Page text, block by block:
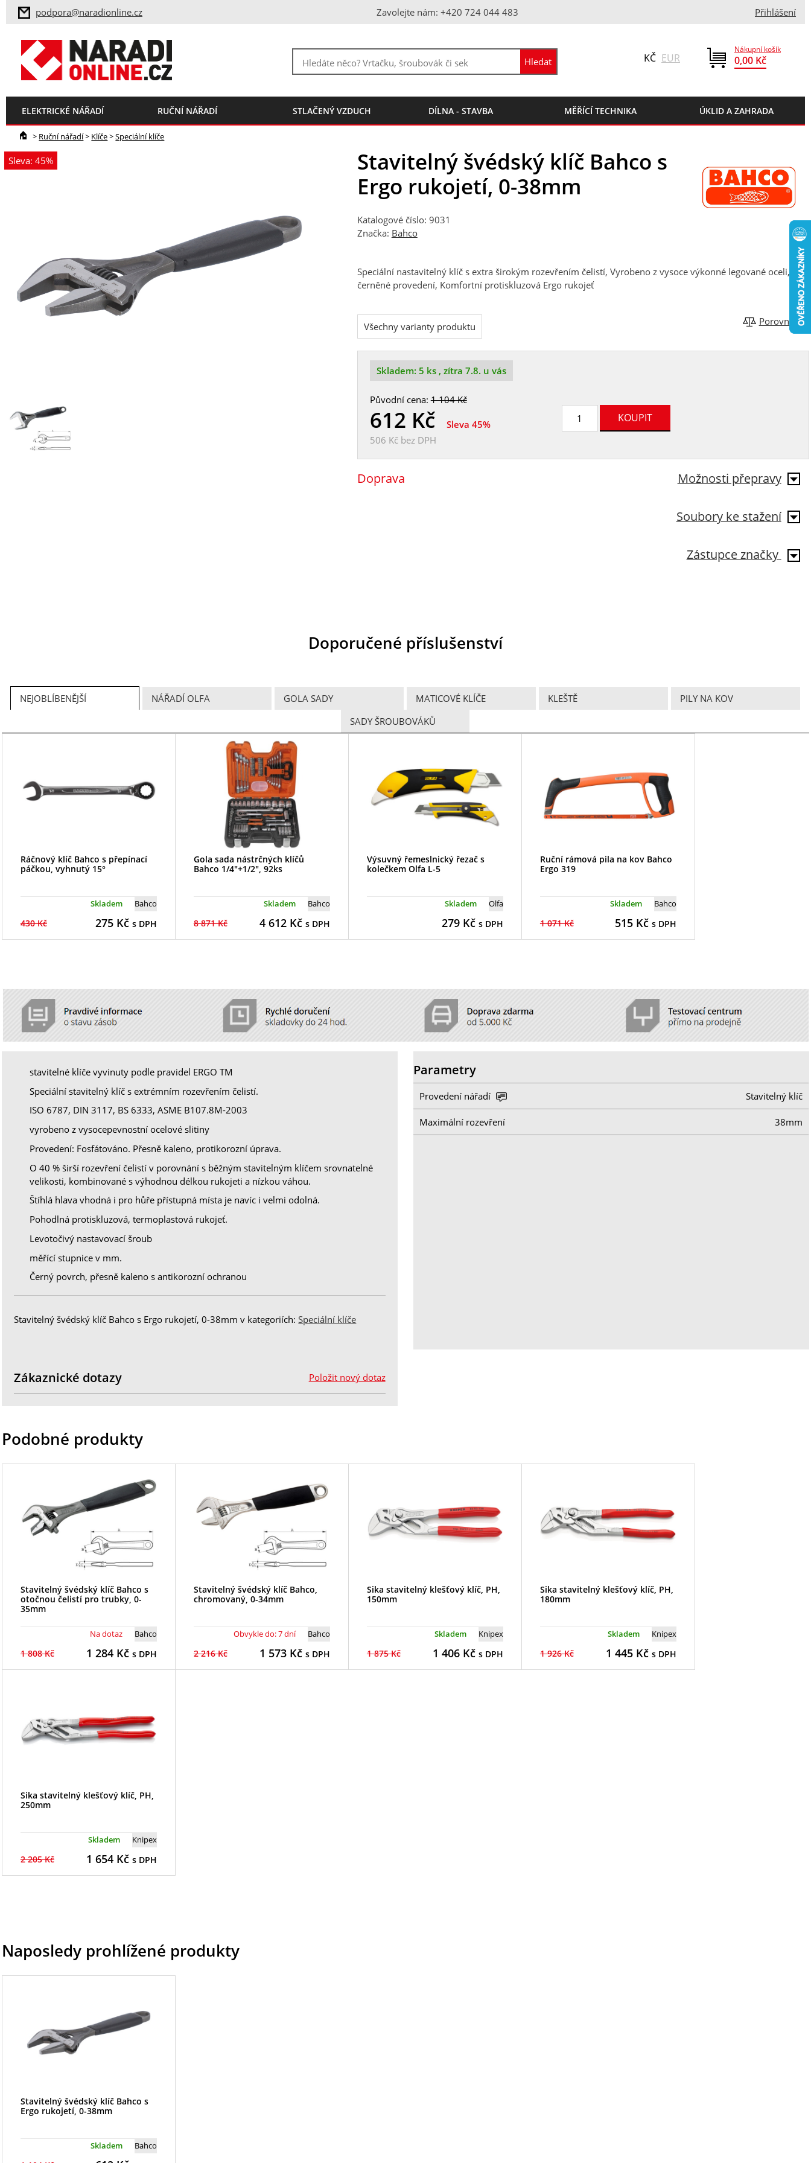
podpora@naradionline.cz Zavolejte nám: +420 724 044 483 Přihlášení
Nákupní košík
0,00 Kč
KČ EUR
ELEKTRICKÉ NÁŘADÍ RUČNÍ NÁŘADÍ STLAČENÝ VZDUCH DÍLNA - STAVBA MĚŘÍCÍ TECHNIKA ÚKLID A ZAHRADA
> Ruční nářadí> Klíče>Speciální klíče
Sleva: 45%
Stavitelný švédský klíč Bahco s
Ergo rukojetí, 0-38mm
Katalogové číslo: 9031
Značka: Bahco
Speciální nastavitelný klíč s extra širokým rozevřením čelistí, Vyrobeno z vysoce výkonné legované oceli,
černěné provedení, Komfortní protiskluzová Ergo rukojeť
Porovnat
Všechny varianty produktu
Skladem: 5 ks , zítra 7.8. u vás
Původní cena:1 104 Kč
612 Kč
Sleva 45%
506 Kčbez DPH
Možnosti přepravy
Doprava
Soubory ke stažení
Zástupce značky
Doporučené příslušenství
NEJOBLÍBENĚJŠÍ NÁŘADÍ OLFA GOLA SADY MATICOVÉ KLÍČE KLEŠTĚ
PILY NA KOV
SADY ŠROUBOVÁKŮ
Ráčnový klíč Bahco s přepínací
páčkou, vyhnutý 15°
Bahco
Skladem
430 Kč 275Kč s DPH
Gola sada nástrčných klíčů
Bahco 1/4"+1/2", 92ks
Bahco
Skladem
8 871 Kč 4 612Kč s DPH
Výsuvný řemeslnický řezač s
kolečkem Olfa L-5
Olfa
Skladem
279Kč s DPH
Ruční rámová pila na kov Bahco
Ergo 319
Bahco
Skladem
1 071 Kč 515Kč s DPH
stavitelné klíče vyvinuty podle pravidel ERGO TM
Speciální stavitelný klíč s extrémním rozevřením čelistí.
ISO 6787, DIN 3117, BS 6333, ASME B107.8M-2003
vyrobeno z vysocepevnostní ocelové slitiny
Provedení: Fosfátováno. Přesně kaleno, protikorozní úprava.
O 40 % širší rozevření čelistí v porovnání s běžným stavitelným klíčem srovnatelné
velikosti, kombinované s výhodnou délkou rukojeti a nízkou váhou.
Štíhlá hlava vhodná i pro hůře přístupná místa je navíc i velmi odolná.
Pohodlná protiskluzová, termoplastová rukojeť.
Levotočivý nastavovací šroub
měřící stupnice v mm.
Černý povrch, přesně kaleno s antikorozní ochranou
Stavitelný švédský klíč Bahco s Ergo rukojetí, 0-38mm v kategoriích:Speciální klíče
Parametry
Provedení nářadí Stavitelný klíč
Maximální rozevření 38mm
Položit nový dotaz
Zákaznické dotazy
Podobné produkty
Stavitelný švédský klíč Bahco s
otočnou čelistí pro trubky, 0-
35mm
Bahco
Na dotaz
1 808 Kč 1 284Kč s DPH
Stavitelný švédský klíč Bahco,
chromovaný, 0-34mm
Bahco
Obvykle do: 7 dní
2 216 Kč 1 573Kč s DPH
Sika stavitelný klešťový klíč, PH,
150mm
Knipex
Skladem
1 875 Kč 1 406Kč s DPH
Sika stavitelný klešťový klíč, PH,
180mm
Knipex
Skladem
1 926 Kč 1 445Kč s DPH
Sika stavitelný klešťový klíč, PH,
250mm
Knipex
Skladem
2 205 Kč 1 654Kč s DPH
Naposledy prohlížené produkty
Stavitelný švédský klíč Bahco s
Ergo rukojetí, 0-38mm
Bahco
Skladem